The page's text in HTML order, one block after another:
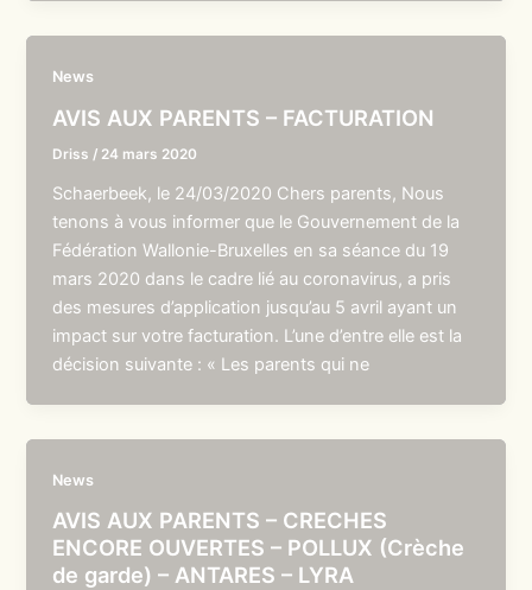
News
AVIS AUX PARENTS – FACTURATION
Driss / 24 mars 2020
Schaerbeek, le 24/03/2020 Chers parents, Nous
tenons à vous informer que le Gouvernement de la
Fédération Wallonie-Bruxelles en sa séance du 19
mars 2020 dans le cadre lié au coronavirus, a pris
des mesures d’application jusqu’au 5 avril ayant un
impact sur votre facturation. L’une d’entre elle est la
décision suivante : « Les parents qui ne
News
AVIS AUX PARENTS – CRECHES
ENCORE OUVERTES – POLLUX (Crèche
de garde) – ANTARES – LYRA